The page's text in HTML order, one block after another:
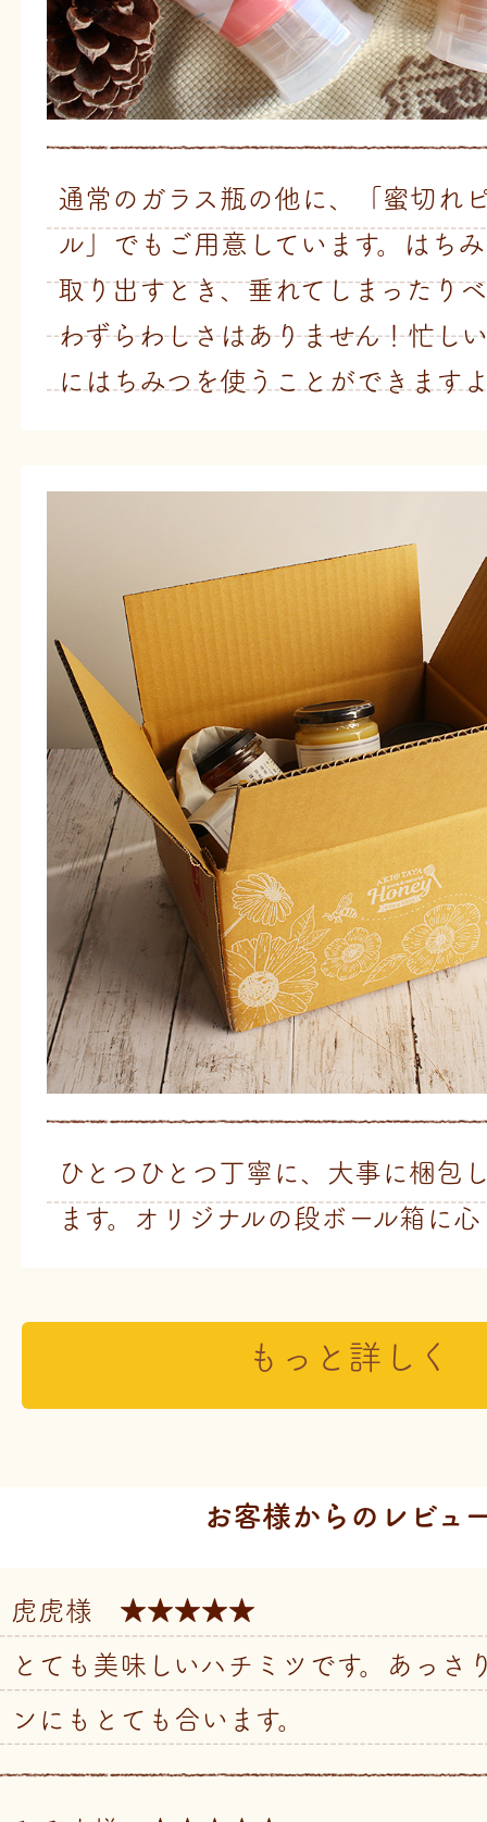
通常のガラス瓶の他に、「蜜切れ
ル」でもご用意しています。はち
取り出すとき、垂れてしまったり
わずらわしさはありません！忙し
にはちみつを使うことができます
ひとつひとつ丁寧に、大事に梱包
ます。オリジナルの段ボール箱に
もっと詳しく
お客様からのレビュ
虎虎様 ★★★★★
とても美味しいハチミツです。あっさ
ンにもとても合います。